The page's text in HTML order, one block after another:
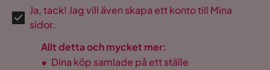
Ja, tack! Jag vill även skapa ett konto till Mina
sidor.
Allt detta och mycket mer:
• Dina köp samlade på ett ställe